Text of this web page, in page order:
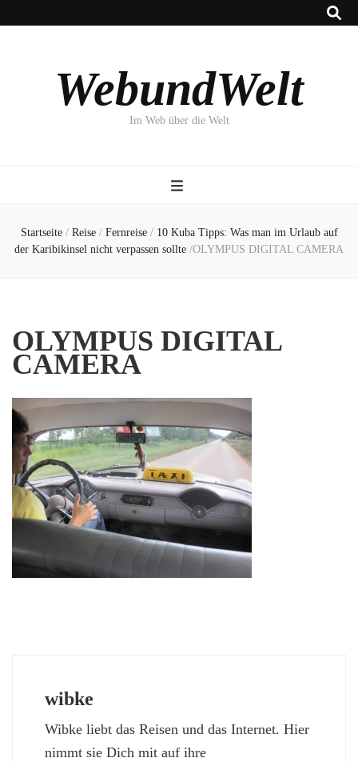
WebundWelt
Im Web über die Welt
Startseite / Reise / Fernreise / 10 Kuba Tipps: Was man im Urlaub auf
der Karibikinsel nicht verpassen sollte /OLYMPUS DIGITAL CAMERA
OLYMPUS DIGITAL
CAMERA
wibke
Wibke liebt das Reisen und das Internet. Hier
nimmt sie Dich mit auf ihre